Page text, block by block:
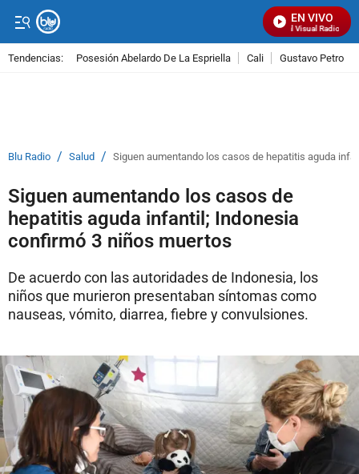
EN VIVO
Señal Visual Radio
Tendencias: Posesión Abelardo De La Espriella Cali Gustavo Petro
Blu Radio / Salud / Siguen aumentando los casos de hepatitis aguda
Siguen aumentando los casos de
hepatitis aguda infantil; Indonesia
confirmó 3 niños muertos
De acuerdo con las autoridades de Indonesia, los
niños que murieron presentaban síntomas como
nauseas, vómito, diarrea, fiebre y convulsiones.